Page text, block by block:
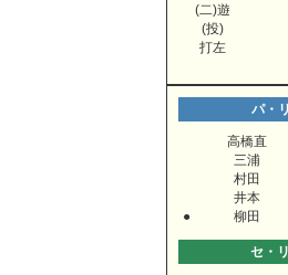
(二)遊
(投)
打左
パ・
高橋直
三浦
村田
井本
●
柳田
セ・